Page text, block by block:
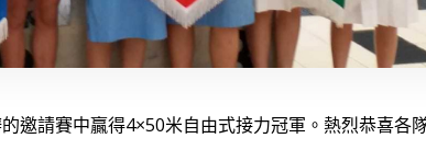
邀請賽中贏得4×50米自由式接力冠軍。熱烈恭喜各